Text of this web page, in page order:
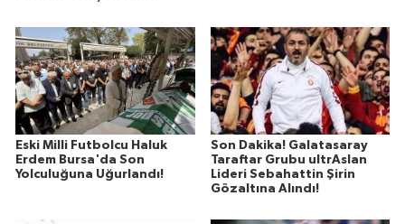
Eski Milli Futbolcu Haluk
Erdem Bursa'da Son
Yolculuğuna Uğurlandı!
Son Dakika! Galatasaray
Taraftar Grubu ultrAslan
Lideri Sebahattin Şirin
Gözaltına Alındı!